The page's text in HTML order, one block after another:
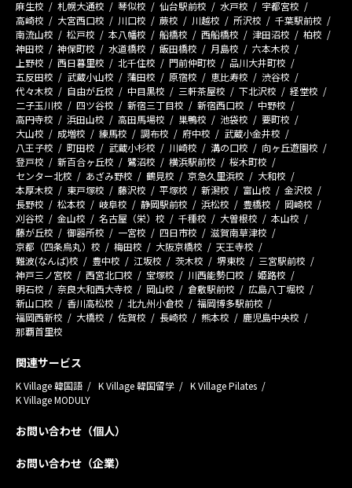
麻生校 札幌大通校 琴似校 仙台駅前校 水戸校
宇都宮校
高崎校
大宮西口校 川口校 蕨校 川越校 所沢校
千葉駅前校
南流山校
松戸校 本八幡校 船橋校 西船橋校 津田沼校
柏校
神田校
神保町校 水道橋校 飯田橋校 月島校
六本木校
上野校
西日暮里校 北千住校 門前仲町校
品川大井町校
五反田校
武蔵小山校 蒲田校 原宿校 恵比寿校
渋谷校
代々木校
自由が丘校 中目黒校 三軒茶屋校 下北沢校
経堂校
二子玉川校
四ツ谷校 新宿三丁目校 新宿西口校
中野校
高円寺校
浜田山校 高田馬場校 巣鴨校 池袋校
要町校
大山校
成増校 練馬校 調布校 府中校
武蔵小金井校
八王子校
町田校 武蔵小杉校 川崎校 溝の口校
向ヶ丘遊園校
登戸校
新百合ヶ丘校 鷺沼校 横浜駅前校
桜木町校
センター北校
あざみ野校 鶴見校 京急久里浜校
大和校
本厚木校
東戸塚校 藤沢校 平塚校 新潟校 富山校
金沢校
長野校
松本校 岐阜校 静岡駅前校 浜松校 豊橋校
岡崎校
刈谷校
金山校 名古屋（栄）校 千種校 大曽根校
本山校
藤が丘校
御器所校 一宮校 四日市校
滋賀南草津校
京都（四条烏丸）校
梅田校 大阪京橋校
天王寺校
難波(なんば)校
豊中校 江坂校 茨木校 堺東校
三宮駅前校
神戸三ノ宮校
西宮北口校 宝塚校 川西能勢口校
姫路校
明石校
奈良大和西大寺校 岡山校 倉敷駅前校
広島八丁堀校
新山口校
香川高松校 北九州小倉校
福岡博多駅前校
福岡西新校
大橋校 佐賀校 長崎校 熊本校
鹿児島中央校
那覇首里校
関連サービス
K Village 韓国語 K Village 韓国留学
K Village Pilates
K Village MODULY
お問い合わせ（個人）
お問い合わせ（企業）